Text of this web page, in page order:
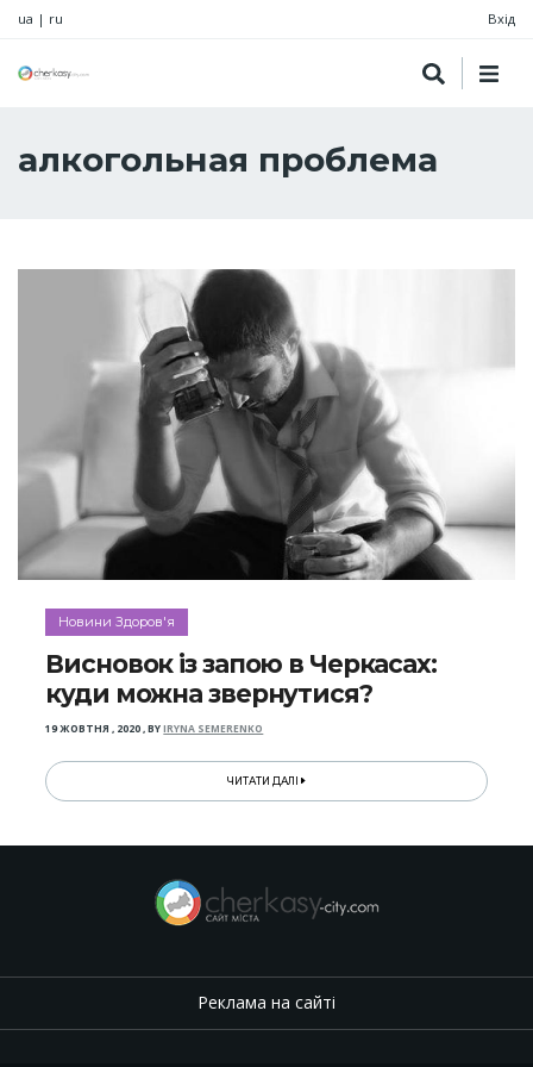
ua | ru Вхід
алкогольная проблема
Новини Здоров'я
Висновок із запою в Черкасах:
куди можна звернутися?
19 ЖОВТНЯ , 2020,BYIRYNA SEMERENKO
ЧИТАТИ ДАЛІ
Реклама на сайті